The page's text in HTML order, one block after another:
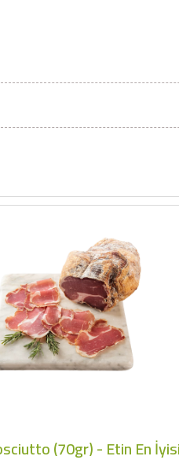
(70gr) - Etin En İyisi